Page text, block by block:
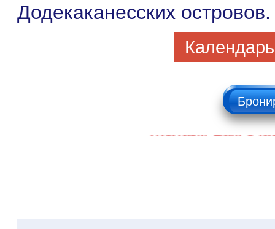
Додекаканесских островов.